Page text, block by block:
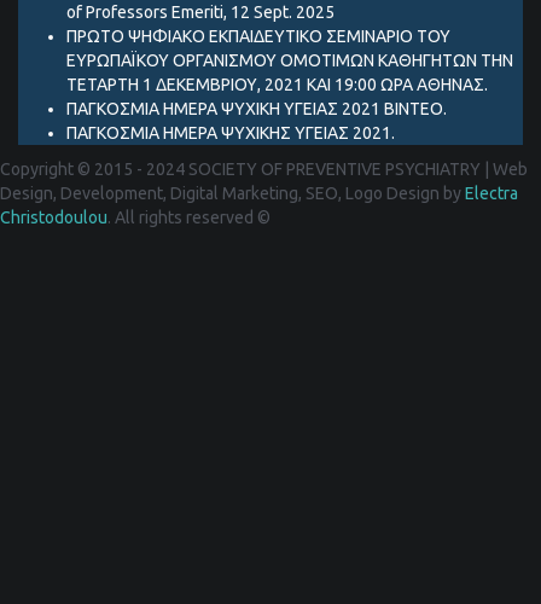
of Professors Emeriti, 12 Sept. 2025
ΠΡΩΤΟ ΨΗΦΙΑΚΟ ΕΚΠΑΙΔΕΥΤΙΚΟ ΣΕΜΙΝΑΡΙΟ ΤΟΥ
ΕΥΡΩΠΑΪΚΟΥ ΟΡΓΑΝΙΣΜΟΥ ΟΜΟΤΙΜΩΝ ΚΑΘΗΓΗΤΩΝ ΤΗΝ
ΤΕΤΑΡΤΗ 1 ΔΕΚΕΜΒΡΙΟΥ, 2021 ΚΑΙ 19:00 ΩΡΑ ΑΘΗΝΑΣ.
ΠΑΓΚΟΣΜΙΑ ΗΜΕΡΑ ΨΥΧΙΚΗ ΥΓΕΙΑΣ 2021 ΒΙΝΤΕΟ.
ΠΑΓΚΟΣΜΙΑ ΗΜΕΡΑ ΨΥΧΙΚΗΣ ΥΓΕΙΑΣ 2021.
Copyright © 2015 - 2024 SOCIETY OF PREVENTIVE PSYCHIATRY
Web
Design, Development, Digital Marketing, SEO, Logo Design byElectra
Christodoulou. All rights reserved ©